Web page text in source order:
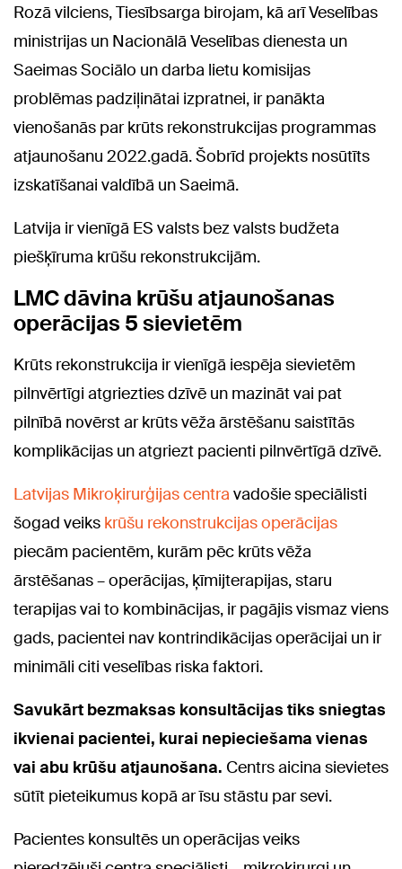
Rozā vilciens, Tiesībsarga birojam, kā arī Veselības
ministrijas un Nacionālā Veselības dienesta un
Saeimas Sociālo un darba lietu komisijas
problēmas padziļinātai izpratnei, ir panākta
vienošanās par krūts rekonstrukcijas programmas
atjaunošanu 2022.gadā. Šobrīd projekts nosūtīts
izskatīšanai valdībā un Saeimā.
Latvija ir vienīgā ES valsts bez valsts budžeta
piešķīruma krūšu rekonstrukcijām.
LMC dāvina krūšu atjaunošanas
operācijas 5 sievietēm
Krūts rekonstrukcija ir vienīgā iespēja sievietēm
pilnvērtīgi atgriezties dzīvē un mazināt vai pat
pilnībā novērst ar krūts vēža ārstēšanu saistītās
komplikācijas un atgriezt pacienti pilnvērtīgā dzīvē.
Latvijas Mikroķirurģijas centra vadošie speciālisti
šogad veiks krūšu rekonstrukcijas operācijas
piecām pacientēm, kurām pēc krūts vēža
ārstēšanas – operācijas, ķīmijterapijas, staru
terapijas vai to kombinācijas, ir pagājis vismaz viens
gads, pacientei nav kontrindikācijas operācijai un ir
minimāli citi veselības riska faktori.
Savukārt bezmaksas konsultācijas tiks sniegtas
ikvienai pacientei, kurai nepieciešama vienas
vai abu krūšu atjaunošana. Centrs aicina sievietes
sūtīt pieteikumus kopā ar īsu stāstu par sevi.
Pacientes konsultēs un operācijas veiks